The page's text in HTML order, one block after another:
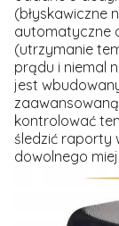
(błyskawiczne
automatyczne
(utrzymanie
prądu i niemal
jest
kontrolować
śledzić raporty
dowolnego